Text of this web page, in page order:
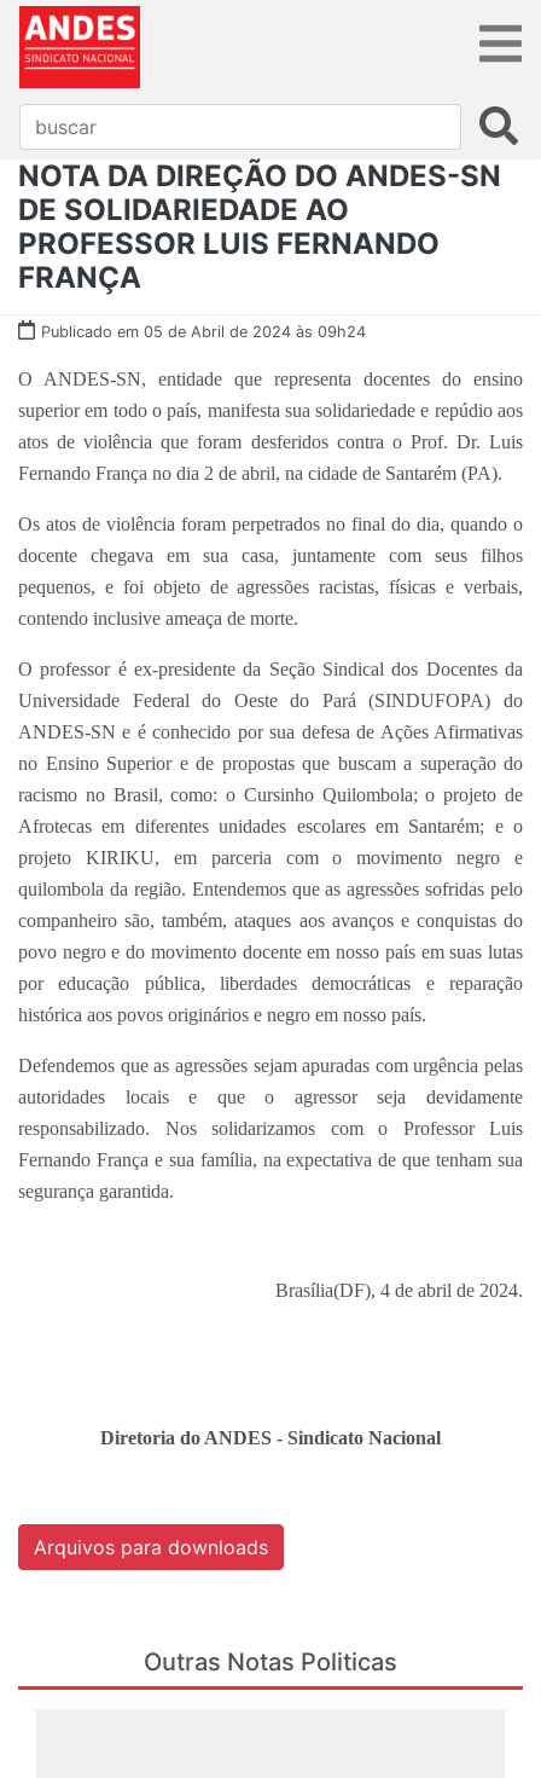
NOTA DA DIREÇÃO DO ANDES-SN
DE SOLIDARIEDADE AO
PROFESSOR LUIS FERNANDO
FRANÇA
Publicado em 05 de Abril de 2024 às 09h24
O ANDES-SN, entidade que representa docentes do ensino
superior em todo o país, manifesta sua solidariedade e repúdio aos
atos de violência que foram desferidos contra o Prof. Dr. Luis
Fernando França no dia 2 de abril, na cidade de Santarém (PA).
Os atos de violência foram perpetrados no final do dia, quando o
docente chegava em sua casa, juntamente com seus filhos
pequenos, e foi objeto de agressões racistas, físicas e verbais,
contendo inclusive ameaça de morte.
O professor é ex-presidente da Seção Sindical dos Docentes da
Universidade Federal do Oeste do Pará (SINDUFOPA) do
ANDES-SN e é conhecido por sua defesa de Ações Afirmativas
no Ensino Superior e de propostas que buscam a superação do
racismo no Brasil, como: o Cursinho Quilombola; o projeto de
Afrotecas em diferentes unidades escolares em Santarém; e o
projeto KIRIKU, em parceria com o movimento negro e
quilombola da região. Entendemos que as agressões sofridas pelo
companheiro são, também, ataques aos avanços e conquistas do
povo negro e do movimento docente em nosso país em suas lutas
por educação pública, liberdades democráticas e reparação
histórica aos povos originários e negro em nosso país.
Defendemos que as agressões sejam apuradas com urgência pelas
autoridades locais e que o agressor seja devidamente
responsabilizado. Nos solidarizamos com o Professor Luis
Fernando França e sua família, na expectativa de que tenham sua
segurança garantida.
Brasília(DF), 4 de abril de 2024.
Diretoria do ANDES - Sindicato Nacional
Arquivos para downloads
Outras Notas Politicas